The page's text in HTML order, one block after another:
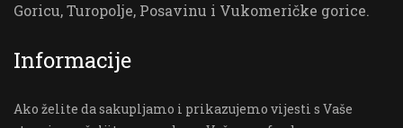
Goricu, Turopolje, Posavinu i Vukomeričke gorice.
Informacije
Ako želite da sakupljamo i prikazujemo vijesti s Vaše